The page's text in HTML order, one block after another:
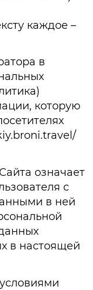
каждое –
в
которую
означает
с
в ней
в настоящей